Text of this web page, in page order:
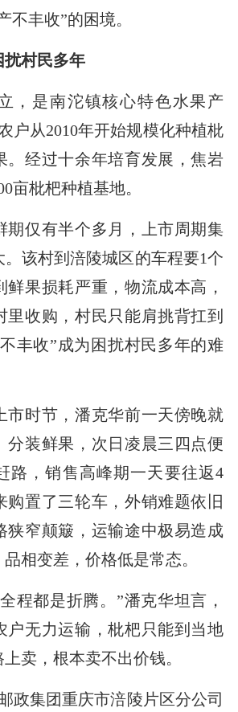
不丰收”的困境。
扰村民多年
，是南沱镇核心特色水果产
户从2010年开始规模化种植枇
。经过十余年培育发展，焦岩
亩枇杷种植基地。
期仅有半个多月，上市周期集
该村到涪陵城区的车程要1个
鲜果损耗严重，物流成本高，
里收购，村民只能肩挑背扛到
丰收”成为困扰村民多年的难
市时节，潘克华前一天傍晚就
分装鲜果，次日凌晨三四点便
路，销售高峰期一天要往返4
购置了三轮车，外销难题依旧
狭窄颠簸，运输途中极易造成
相变差，价格低是常态。
程都是折腾。”潘克华坦言，
户无力运输，枇杷只能到当地
卖，根本卖不出价钱。
政集团重庆市涪陵片区分公司